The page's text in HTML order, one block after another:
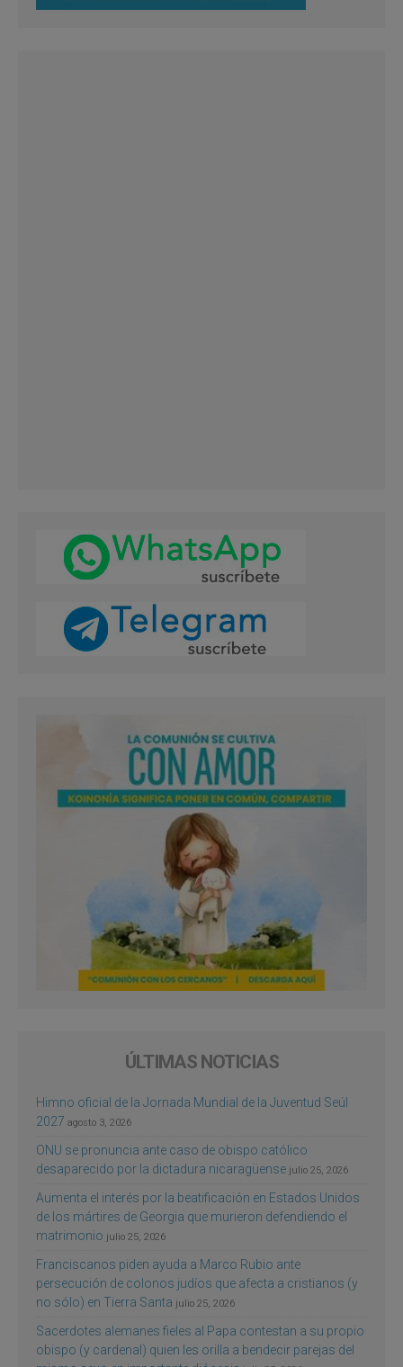
ÚLTIMAS NOTICIAS
Himno oficial de la Jornada Mundial de la Juventud Seúl
2027 agosto 3, 2026
ONU se pronuncia ante caso de obispo católico
desaparecido por la dictadura nicaragüense julio 25, 2026
Aumenta el interés por la beatificación en Estados Unidos
de los mártires de Georgia que murieron defendiendo el
matrimonio julio 25, 2026
Franciscanos piden ayuda a Marco Rubio ante
persecución de colonos judíos que afecta a cristianos (y
no sólo) en Tierra Santa julio 25, 2026
Sacerdotes alemanes fieles al Papa contestan a su propio
obispo (y cardenal) quien les orilla a bendecir parejas del